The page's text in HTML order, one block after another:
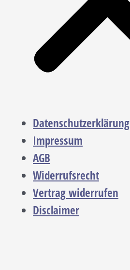
Datenschutzerklärung
Impressum
AGB
Widerrufsrecht
Vertrag widerrufen
Disclaimer